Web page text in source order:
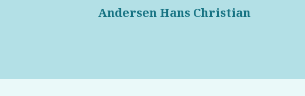
Andersen Hans Christian